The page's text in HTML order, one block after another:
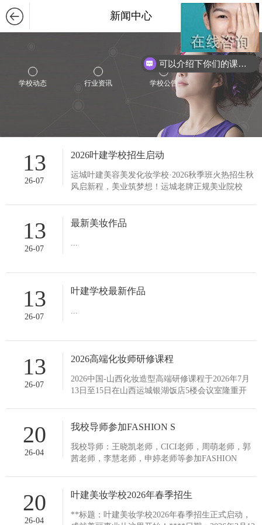
新闻中心
学校动态 行业资讯 学校公告
13
26-07
2026叶建学校招生启动
运城叶建美容美发化妆学校·2026秋季班火热招生秋
风启新程，美业筑梦想！运城老牌正规美业院校
13
26-07
最新美妆作品
...
13
26-07
叶建学校最新作品
...
13
26-07
2026高端化妆师研修课程
2026中国-山西化妆造型高端研修课程于2026年7月
13日至15日在山西运城银湖饭店5楼会议室隆重开
20
26-04
我校导师参加FASHION S
我校导师：王晓凯老师，CICI老师，周萌老师，郭
茜老师，李慧老师，申婷老师等参加FASHION
20
26-04
叶建美妆学校2026年春季招生
**标题：叶建美妆学校2026年春季招生正式启动，
可以介绍下你们的课程么？